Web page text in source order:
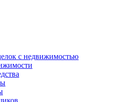
с недвижимостью